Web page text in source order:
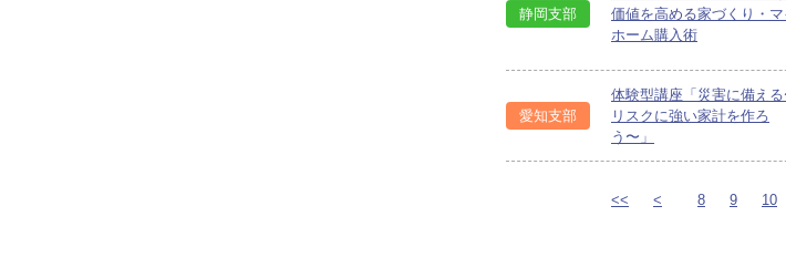
静岡支部
価値を高める家づくり・マ
ホーム購入術
愛知支部
体験型講座「災害に備える
リスクに強い家計を作ろ
う〜」
<< < 8 9 10